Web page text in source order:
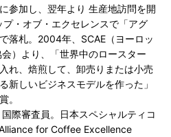
参加し、翌年より 生産地訪問を開
・オブ・エクセレンスで「アグ
落札。2004年、SCAE（ヨーロッ
）より、「世界中のロースター
れ、焙煎して、卸売りまたは小売
新しいビジネスモデルを作った」
。
際審査員。日本スペシャルティコ
for Coffee Excellence